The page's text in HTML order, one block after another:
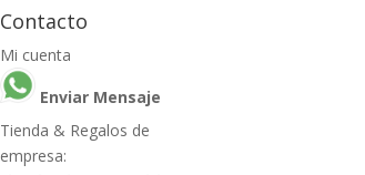
Contacto
Mi cuenta
Enviar Mensaje
Tienda & Regalos de
empresa: